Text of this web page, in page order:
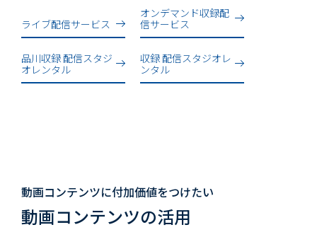
ライブ配信サービス
オンデマンド収録配
信サービス
品川収録 配信スタジ
オレンタル
収録 配信スタジオレ
ンタル
動画コンテンツに付加価値をつけたい
動画コンテンツの活用